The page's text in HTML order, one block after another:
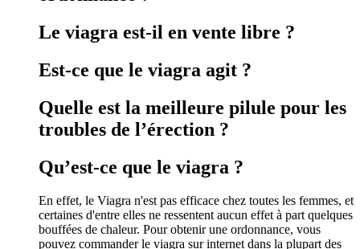
Le viagra est-il en vente libre ?
Est-ce que le viagra agit ?
Quelle est la meilleure pilule pour les
troubles de l’érection ?
Qu’est-ce que le viagra ?
En effet, le Viagra n'est pas efficace chez toutes les femmes, et
certaines d'entre elles ne ressentent aucun effet à part quelques
bouffées de chaleur. Pour obtenir une ordonnance, vous
pouvez commander le viagra sur internet dans la plupart des